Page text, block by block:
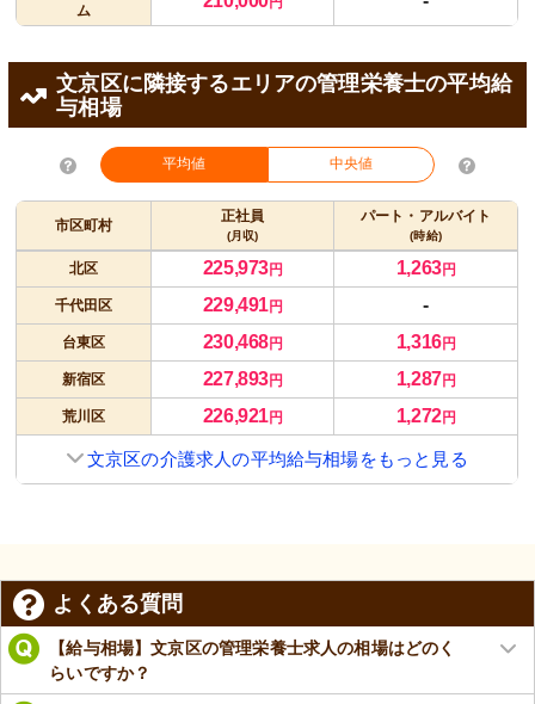
ム
文京区に隣接するエリアの管理栄養士の平均給
与相場
平均値 中央値
市区町村
正社員
(月収)
パート・アルバイト
(時給)
北区 225,973円 1,263円
千代田区 229,491円 -
台東区 230,468円 1,316円
新宿区 227,893円 1,287円
荒川区 226,921円 1,272円
文京区の介護求人の平均給与相場をもっと見る
よくある質問
【給与相場】文京区の管理栄養士求人の相場はどのく
らいですか？